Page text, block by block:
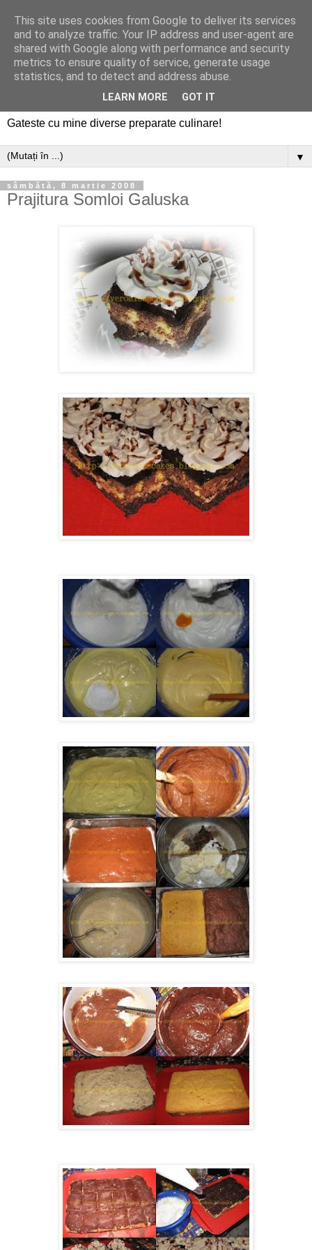
Gateste cu mine diverse preparate culinare!
▼
sâmbătă, 8 martie 2008
Prajitura Somloi Galuska
This site uses cookies from Google to deliver its services
and to analyze traffic. Your IP address and user-agent are
shared with Google along with performance and security
metrics to ensure quality of service, generate usage
statistics, and to detect and address abuse.
LEARN MORE GOT IT